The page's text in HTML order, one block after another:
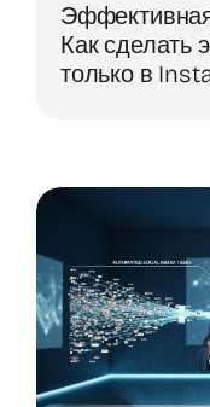
Как сделать
только в